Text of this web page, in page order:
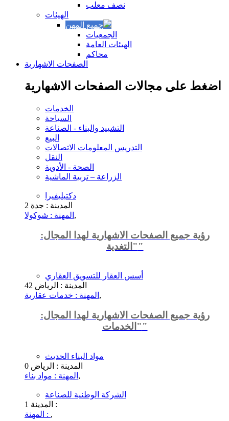
نصف معلب
الهيئات
الجمعيات
الهيئات العامة
محاكم
الصفحات الاشهارية
اضغط على مجالات الصفحات الاشهارية
الخدمات
السياحة
التشييد والبناء - الصناعة
البيع
التدريس المعلومات الاتصالات
النقل
الصحة - الأدوية
الزراعة – تربية الماشية
دكتيليفيرا
2 المدينة : جدة
المهنة : شوكولا ,
رؤية جميع الصفحات الاشهارية لهدا المجال:
"التغدية"
أسس العقار للتسويق العقاري
42 المدينة : الرياض
المهنة : خدمات عقارية ,
رؤية جميع الصفحات الاشهارية لهدا المجال:
"الخدمات"
مواد البناء الحديث
0 المدينة : الرياض
المهنة : مواد بناء ,
الشركة الوطنية للصناعة
1
المدينة :
المهنة : ,